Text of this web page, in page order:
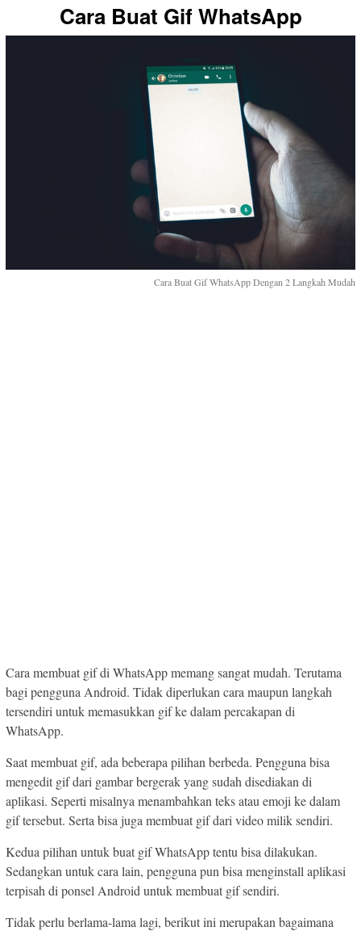
Cara Buat Gif WhatsApp
Cara Buat Gif WhatsApp Dengan 2 Langkah Mudah
Cara membuat gif di WhatsApp memang sangat mudah. Terutama
bagi pengguna Android. Tidak diperlukan cara maupun langkah
tersendiri untuk memasukkan gif ke dalam percakapan di
WhatsApp.
Saat membuat gif, ada beberapa pilihan berbeda. Pengguna bisa
mengedit gif dari gambar bergerak yang sudah disediakan di
aplikasi. Seperti misalnya menambahkan teks atau emoji ke dalam
gif tersebut. Serta bisa juga membuat gif dari video milik sendiri.
Kedua pilihan untuk buat gif WhatsApp tentu bisa dilakukan.
Sedangkan untuk cara lain, pengguna pun bisa menginstall aplikasi
terpisah di ponsel Android untuk membuat gif sendiri.
Tidak perlu berlama-lama lagi, berikut ini merupakan bagaimana